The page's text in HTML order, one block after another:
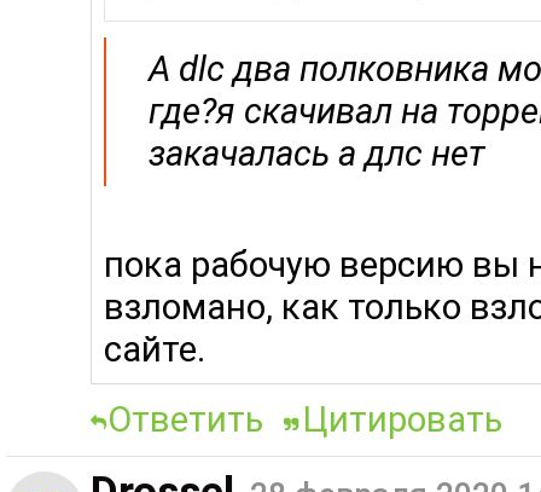
А dlc два полковника
где?я скачивал на
закачалась а длс нет
пока рабочую версию вы
взломано, как только
сайте.
Ответить
Цитировать